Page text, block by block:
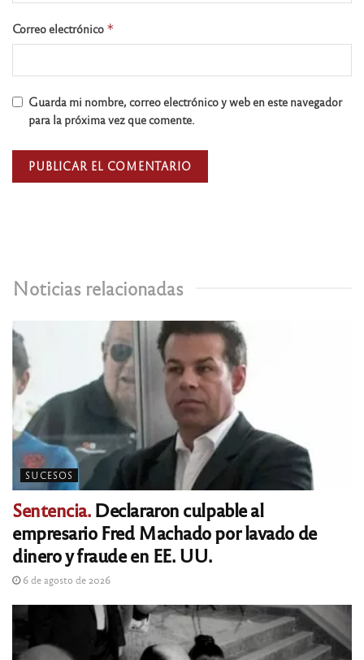
Noticias relacionadas
SUCESOS
Sentencia.Declararon culpable al
empresario Fred Machado por lavado de
dinero y fraude en EE. UU.
6 de agosto de 2026
Correo electrónico *
Guarda mi nombre, correo electrónico y web en este navegador
para la próxima vez que comente.